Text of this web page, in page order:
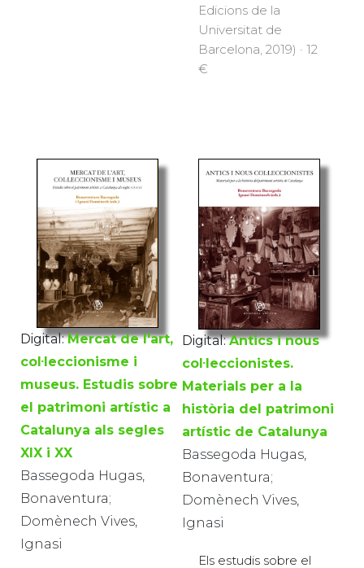
Edicions de la
Universitat de
Barcelona, 2019) · 12
€
Digital: Mercat de l'art,
col·leccionisme i
museus. Estudis sobre
el patrimoni artístic a
Catalunya als segles
XIX i XX
Bassegoda Hugas,
Bonaventura;
Domènech Vives,
Ignasi
Digital: Antics i nous
col·leccionistes.
Materials per a la
història del patrimoni
artístic de Catalunya
Bassegoda Hugas,
Bonaventura;
Domènech Vives,
Ignasi
Els estudis sobre el